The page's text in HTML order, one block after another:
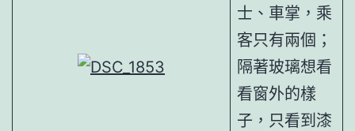
士、車掌，乘
客只有兩個；
隔著玻璃想看
看窗外的樣
子，只看到漆